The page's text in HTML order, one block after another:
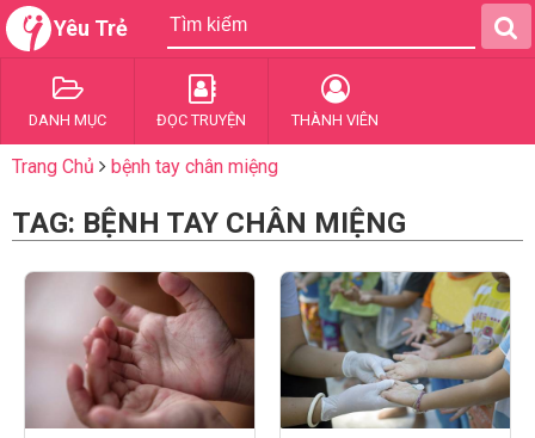
Yêu Trẻ
DANH MỤC ĐỌC TRUYỆN THÀNH VIÊN
Trang Chủ bệnh tay chân miệng
TAG: BỆNH TAY CHÂN MIỆNG